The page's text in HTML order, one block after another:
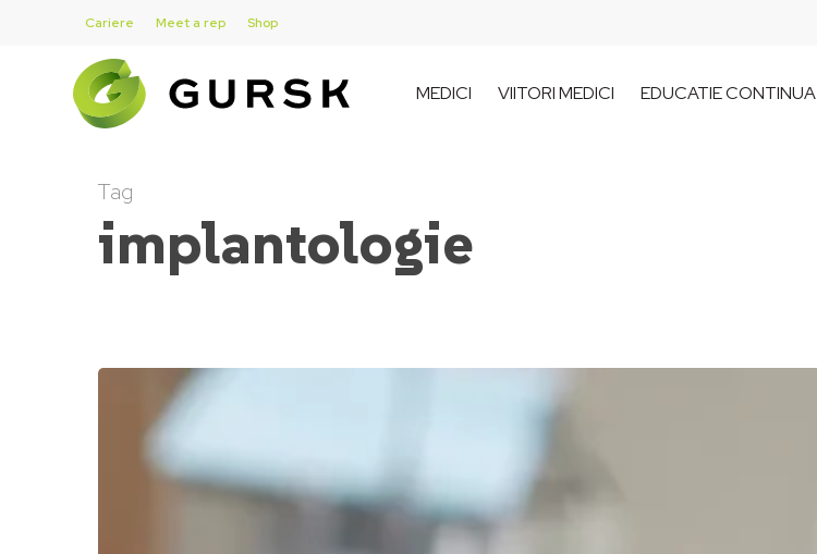
Cariere Meet a rep Shop
MEDICI VIITORI MEDICI EDUCATIE CONTINUA
Tag
implantologie